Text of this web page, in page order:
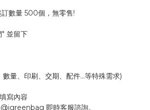
數量 500個，無零售!
" 並留下
、數量、印刷、交期、配件...等特殊需求)
寫內容
即時客服諮詢。